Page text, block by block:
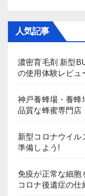
人気記事
濃密育毛剤 新型
の使用体験レビュ
神戸養蜂場・養蜂
品質な蜂蜜専門店
新型コロナウイル
準備しよう!
免疫が正常な細胞
コロナ後遺症の仕